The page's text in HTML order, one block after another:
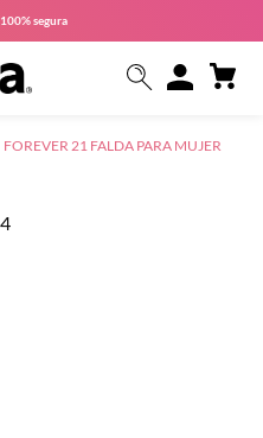
100% segura
FOREVER 21 FALDA PARA MUJER